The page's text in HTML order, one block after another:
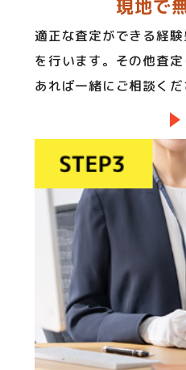
現地で
適正な査定ができる経
を行います。その他査
あれば一緒にご相談くだ